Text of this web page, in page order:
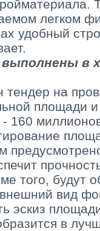
легком
удобный
в
тендер на
площади
160
того, будут
вид
эскиз
в